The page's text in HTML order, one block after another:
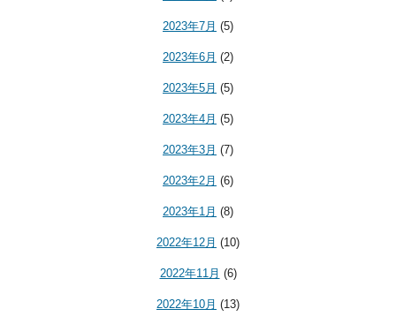
2023年7月 (5)
2023年6月 (2)
2023年5月 (5)
2023年4月 (5)
2023年3月 (7)
2023年2月 (6)
2023年1月 (8)
2022年12月 (10)
2022年11月 (6)
2022年10月 (13)